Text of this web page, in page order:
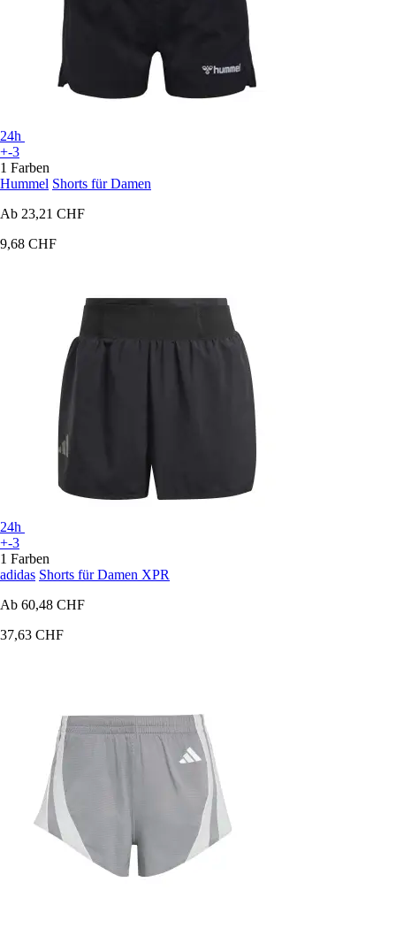
24h
+-3
1 Farben
Hummel Shorts für Damen
Ab 23,21 CHF
9,68 CHF
24h
+-3
1 Farben
adidas Shorts für Damen XPR
Ab 60,48 CHF
37,63 CHF